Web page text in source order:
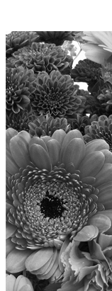
reklam
tack!
]